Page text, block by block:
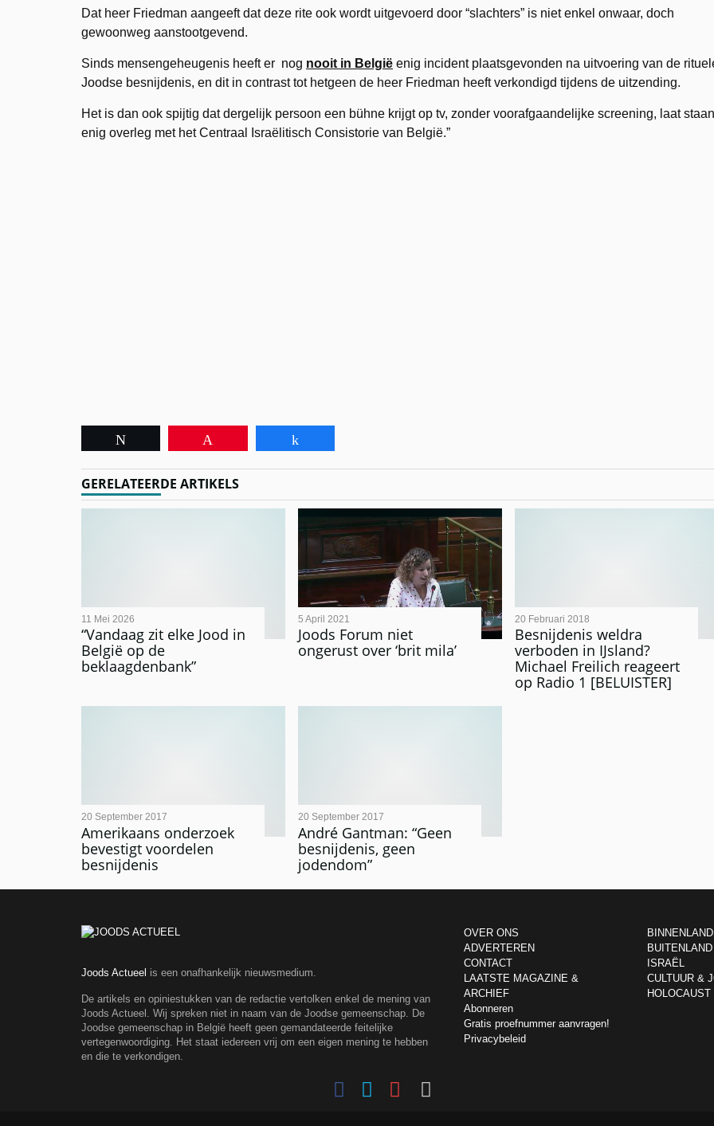
Dat heer Friedman aangeeft dat deze rite ook wordt uitgevoerd door “slachters” is niet enkel onwaar, doch
gewoonweg aanstootgevend.
Sinds mensengeheugenis heeft er nog nooit in België enig incident plaatsgevonden na uitvoering van de
Joodse besnijdenis, en dit in contrast tot hetgeen de heer Friedman heeft verkondigd tijdens de uitzending.
Het is dan ook spijtig dat dergelijk persoon een bühne krijgt op tv, zonder voorafgaandelijke screening, laat staan
enig overleg met het Centraal Israëlitisch Consistorie van België.”
GERELATEERDE ARTIKELS
“Vandaag zit elke Jood in
België op de
beklaagdenbank”
11 Mei 2026
Joods Forum niet
ongerust over ‘brit mila’
5 April 2021
Besnijdenis weldra
verboden in IJsland?
Michael Freilich reageert
op Radio 1 [BELUISTER]
20 Februari 2018
Amerikaans onderzoek
bevestigt voordelen
besnijdenis
20 September 2017
André Gantman: “Geen
besnijdenis, geen
jodendom”
20 September 2017
Joods Actueel is een onafhankelijk nieuwsmedium.
De artikels en opiniestukken van de redactie vertolken enkel de mening van
Joods Actueel. Wij spreken niet in naam van de Joodse gemeenschap. De
Joodse gemeenschap in België heeft geen gemandateerde feitelijke
vertegenwoordiging. Het staat iedereen vrij om een eigen mening te hebben
en die te verkondigen.
OVER ONS
ADVERTEREN
CONTACT
LAATSTE MAGAZINE &
ARCHIEF
Abonneren
Gratis proefnummer aanvragen!
Privacybeleid
BINNENLAND
BUITENLAND
ISRAËL
CULTUUR &
HOLOCAUST